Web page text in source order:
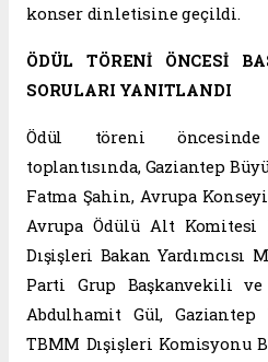
konser dinletisine geçildi.
ÖDÜL TÖRENİ ÖNCESİ
SORULARI YANITLANDI
Ödül töreni öncesinde
toplantısında, Gaziantep
Fatma Şahin, Avrupa
Avrupa Ödülü Alt Komitesi
Dışişleri Bakan Yardımcısı
Parti Grup Başkanvekili
Abdulhamit Gül,
TBMM Dışişleri Komisyonu